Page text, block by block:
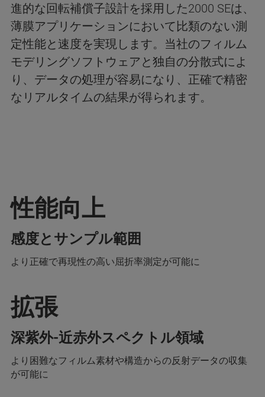
進的な回転補償子設計を採用した2000 SEは、
薄膜アプリケーションにおいて比類のない測
定性能と速度を実現します。当社のフィルム
モデリングソフトウェアと独自の分散式によ
り、データの処理が容易になり、正確で精密
なリアルタイムの結果が得られます。
性能向上
感度とサンプル範囲
より正確で再現性の高い屈折率測定が可能に
拡張
深紫外-近赤外スペクトル領域
より困難なフィルム素材や構造からの反射データの収集
が可能に